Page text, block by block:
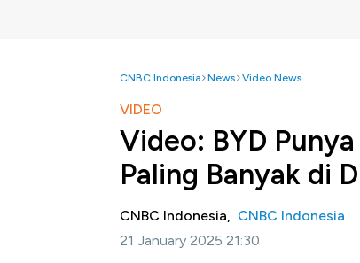
CNBC Indonesia News Video News
VIDEO
Video: BYD
Paling Banyak di
CNBC Indonesia, CNBC Indonesia
21 January 2025 21:30